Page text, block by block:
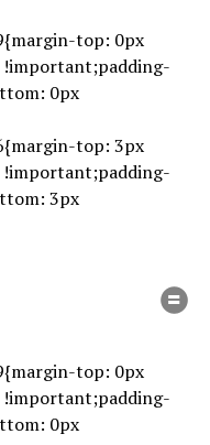
top: 0px
0px
top: 3px
3px
top: 0px
0px